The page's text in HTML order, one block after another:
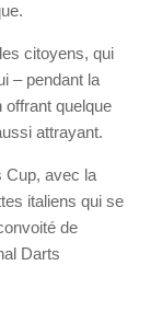
citoyens, qui
– pendant la
offrant quelque
attrayant.
Cup, avec la
italiens qui se
de
Darts